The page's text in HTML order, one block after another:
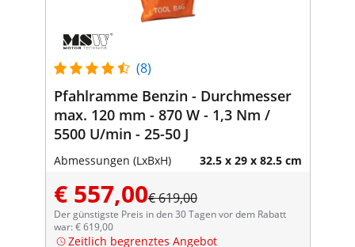
(8)
Pfahlramme Benzin - Durchmesser
max. 120 mm - 870 W - 1,3 Nm /
5500 U/min - 25-50 J
Abmessungen (LxBxH) 32.5 x 29 x 82.5 cm
€ 557,00€ 619,00
Der günstigste Preis in den 30 Tagen vor dem Rabatt
war: € 619,00
Zeitlich begrenztes Angebot